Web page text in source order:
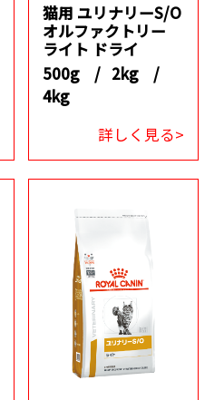
猫用 ユリナリーS/O
オルファクトリー
ライト ドライ
500g / 2kg /
4kg
詳しく見る>